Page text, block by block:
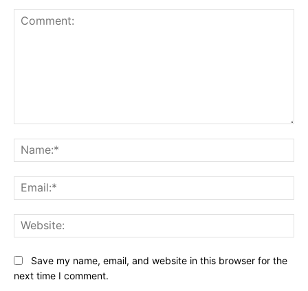
Save my name, email, and website in this browser for the
next time I comment.